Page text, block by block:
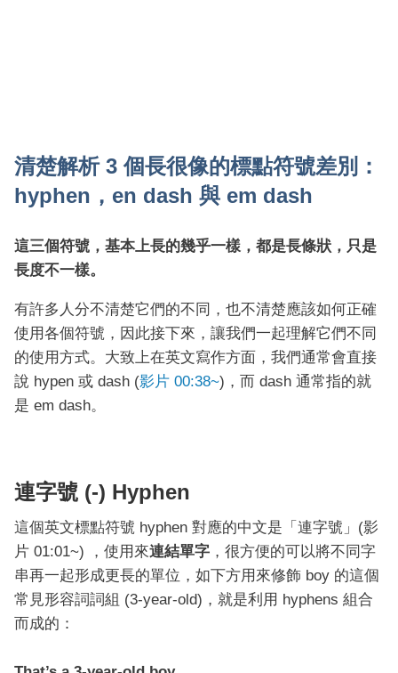
清楚解析 3 個長很像的標點符號差別：
hyphen，en dash 與 em dash
這三個符號，基本上長的幾乎一樣，都是長條狀，只是
長度不一樣。
有許多人分不清楚它們的不同，也不清楚應該如何正確
使用各個符號，因此接下來，讓我們一起理解它們不同
的使用方式。大致上在英文寫作方面，我們通常會直接
說 hypen 或 dash (影片 00:38~)，而 dash 通常指的就
是 em dash。
連字號 (-) Hyphen
這個英文標點符號 hyphen 對應的中文是「連字號」(影
片 01:01~) ，使用來連結單字 ，很方便的可以將不同字
串再一起形成更長的單位，如下方用來修飾 boy 的這個
常見形容詞詞組 (3-year-old)，就是利用 hyphens 組合
而成的：